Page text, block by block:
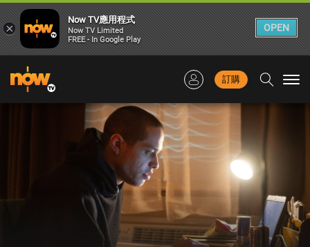
訂購
×
Now TV應用程式
Now TV Limited
FREE - In Google Play
OPEN